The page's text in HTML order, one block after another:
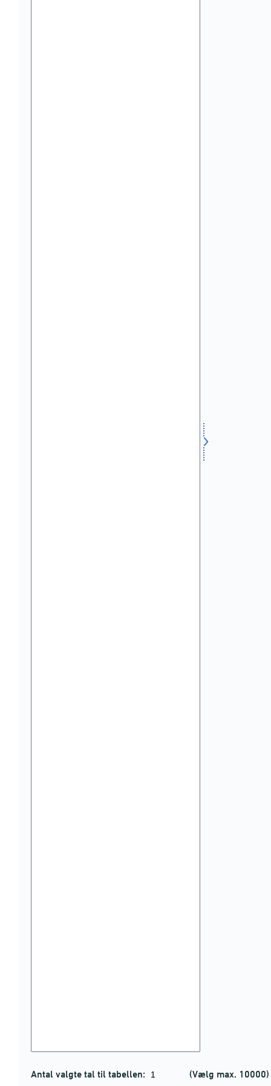
Antal valgte tal til tabellen: (Vælg max. 10000)